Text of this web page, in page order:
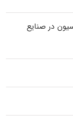
در صنایع